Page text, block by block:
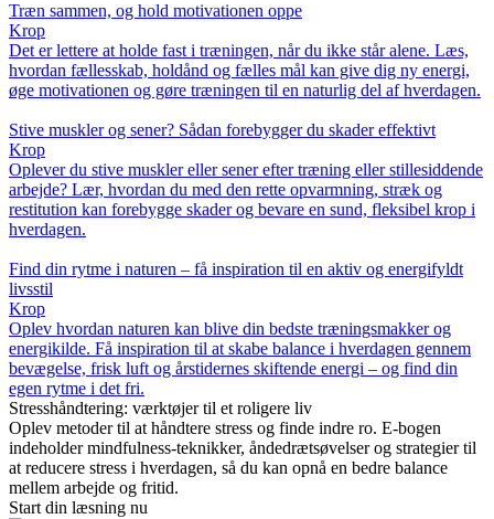
Træn sammen, og hold motivationen oppe
Krop
Det er lettere at holde fast i træningen, når du ikke står alene. Læs,
hvordan fællesskab, holdånd og fælles mål kan give dig ny energi,
øge motivationen og gøre træningen til en naturlig del af hverdagen.
Stive muskler og sener? Sådan forebygger du skader effektivt
Krop
Oplever du stive muskler eller sener efter træning eller stillesiddende
arbejde? Lær, hvordan du med den rette opvarmning, stræk og
restitution kan forebygge skader og bevare en sund, fleksibel krop i
hverdagen.
Find din rytme i naturen – få inspiration til en aktiv og energifyldt
livsstil
Krop
Oplev hvordan naturen kan blive din bedste træningsmakker og
energikilde. Få inspiration til at skabe balance i hverdagen gennem
bevægelse, frisk luft og årstidernes skiftende energi – og find din
egen rytme i det fri.
Stresshåndtering: værktøjer til et roligere liv
Oplev metoder til at håndtere stress og finde indre ro. E-bogen
indeholder mindfulness-teknikker, åndedrætsøvelser og strategier til
at reducere stress i hverdagen, så du kan opnå en bedre balance
mellem arbejde og fritid.
Start din læsning nu